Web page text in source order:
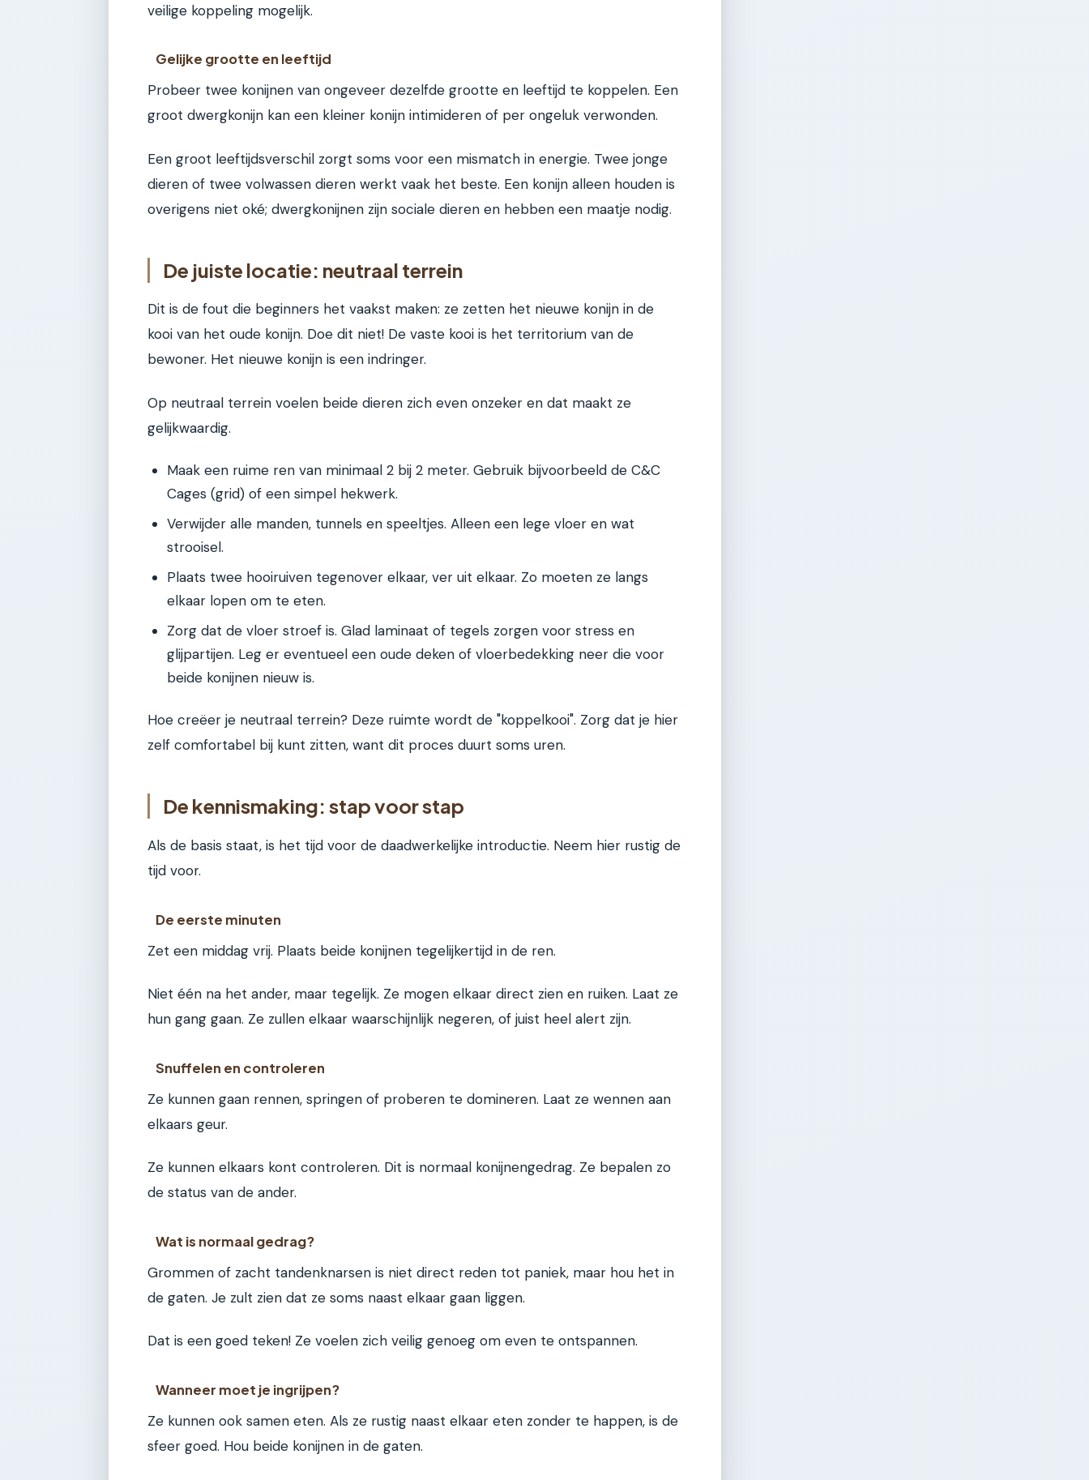
veilige koppeling mogelijk.
Gelijke grootte en leeftijd
Probeer twee konijnen van ongeveer dezelfde grootte en leeftijd te koppelen. Een
groot dwergkonijn kan een kleiner konijn intimideren of per ongeluk verwonden.
Een groot leeftijdsverschil zorgt soms voor een mismatch in energie. Twee jonge
dieren of twee volwassen dieren werkt vaak het beste. Een konijn alleen houden is
overigens niet oké; dwergkonijnen zijn sociale dieren en hebben een maatje nodig.
De juiste locatie: neutraal terrein
Dit is de fout die beginners het vaakst maken: ze zetten het nieuwe konijn in de
kooi van het oude konijn. Doe dit niet! De vaste kooi is het territorium van de
bewoner. Het nieuwe konijn is een indringer.
Op neutraal terrein voelen beide dieren zich even onzeker en dat maakt ze
gelijkwaardig.
Maak een ruime ren van minimaal 2 bij 2 meter. Gebruik bijvoorbeeld de C&C
Cages (grid) of een simpel hekwerk.
Verwijder alle manden, tunnels en speeltjes. Alleen een lege vloer en wat
strooisel.
Plaats twee hooiruiven tegenover elkaar, ver uit elkaar. Zo moeten ze langs
elkaar lopen om te eten.
Zorg dat de vloer stroef is. Glad laminaat of tegels zorgen voor stress en
glijpartijen. Leg er eventueel een oude deken of vloerbedekking neer die voor
beide konijnen nieuw is.
Hoe creëer je neutraal terrein? Deze ruimte wordt de "koppelkooi". Zorg dat je hier
zelf comfortabel bij kunt zitten, want dit proces duurt soms uren.
De kennismaking: stap voor stap
Als de basis staat, is het tijd voor de daadwerkelijke introductie. Neem hier rustig de
tijd voor.
De eerste minuten
Zet een middag vrij. Plaats beide konijnen tegelijkertijd in de ren.
Niet één na het ander, maar tegelijk. Ze mogen elkaar direct zien en ruiken. Laat ze
hun gang gaan. Ze zullen elkaar waarschijnlijk negeren, of juist heel alert zijn.
Snuffelen en controleren
Ze kunnen gaan rennen, springen of proberen te domineren. Laat ze wennen aan
elkaars geur.
Ze kunnen elkaars kont controleren. Dit is normaal konijnengedrag. Ze bepalen zo
de status van de ander.
Wat is normaal gedrag?
Grommen of zacht tandenknarsen is niet direct reden tot paniek, maar hou het in
de gaten. Je zult zien dat ze soms naast elkaar gaan liggen.
Dat is een goed teken! Ze voelen zich veilig genoeg om even te ontspannen.
Wanneer moet je ingrijpen?
Ze kunnen ook samen eten. Als ze rustig naast elkaar eten zonder te happen, is de
sfeer goed. Hou beide konijnen in de gaten.